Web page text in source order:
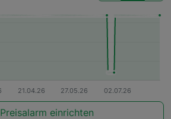
Preisalarm einrichten